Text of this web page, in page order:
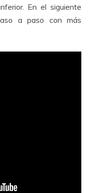
En el siguiente
a paso con más